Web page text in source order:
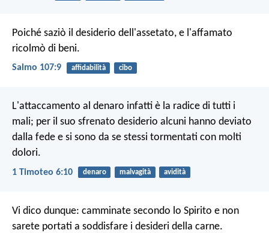
Poiché saziò il desiderio dell'assetato, e l'affamato
ricolmò di beni.
Salmo 107:9 affidabilità cibo
L'attaccamento al denaro infatti è la radice di tutti i
mali; per il suo sfrenato desiderio alcuni hanno deviato
dalla fede e si sono da se stessi tormentati con molti
dolori.
1 Timoteo 6:10 denaro malvagità avidità
Vi dico dunque: camminate secondo lo Spirito e non
sarete portati a soddisfare i desideri della carne.